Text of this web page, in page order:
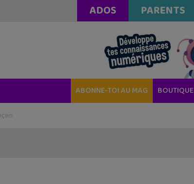
ADOS PARENTS
ABONNE-TOI AU MAG BOUTIQUE